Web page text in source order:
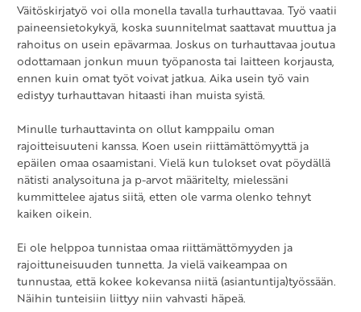
Väitöskirjatyö voi olla monella tavalla turhauttavaa. Työ vaatii
paineensietokykyä, koska suunnitelmat saattavat muuttua ja
rahoitus on usein epävarmaa. Joskus on turhauttavaa joutua
odottamaan jonkun muun työpanosta tai laitteen korjausta,
ennen kuin omat työt voivat jatkua. Aika usein työ vain
edistyy turhauttavan hitaasti ihan muista syistä.
Minulle turhauttavinta on ollut kamppailu oman
rajoitteisuuteni kanssa. Koen usein riittämättömyyttä ja
epäilen omaa osaamistani. Vielä kun tulokset ovat pöydällä
nätisti analysoituna ja p-arvot määritelty, mielessäni
kummittelee ajatus siitä, etten ole varma olenko tehnyt
kaiken oikein.
Ei ole helppoa tunnistaa omaa riittämättömyyden ja
rajoittuneisuuden tunnetta. Ja vielä vaikeampaa on
tunnustaa, että kokee kokevansa niitä (asiantuntija)työssään.
Näihin tunteisiin liittyy niin vahvasti häpeä.